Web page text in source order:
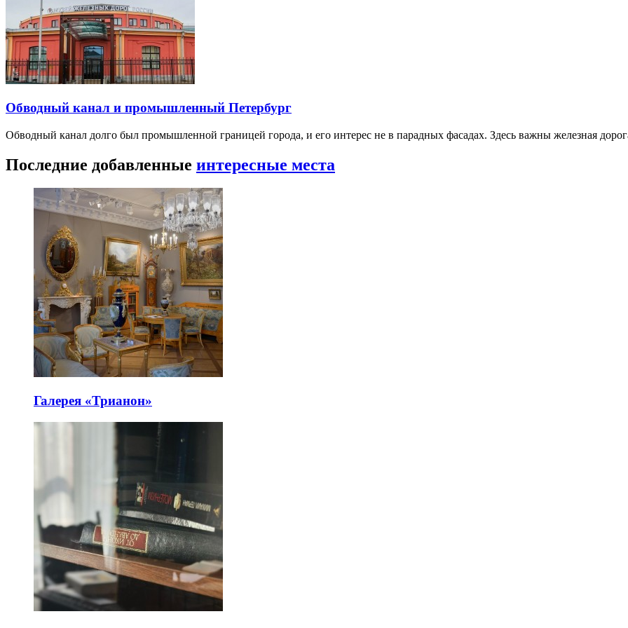
Обводный канал и промышленный Петербург
Обводный канал долго был промышленной границей города, и его интерес не в парадных фасадах. Здесь важны железная
Последние добавленные интересные места
Галерея «Трианон»